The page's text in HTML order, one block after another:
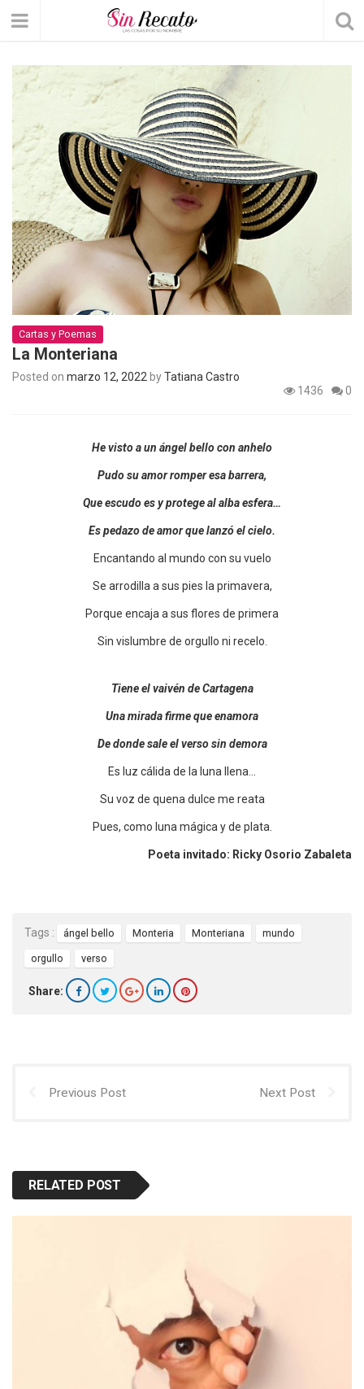
Cartas y Poemas
La Monteriana
Posted on marzo 12, 2022 byTatiana Castro
1436
0
He visto a un ángel bello con anhelo
Pudo su amor romper esa barrera,
Que escudo es y protege al alba esfera…
Es pedazo de amor que lanzó el cielo.
Encantando al mundo con su vuelo
Se arrodilla a sus pies la primavera,
Porque encaja a sus flores de primera
Sin vislumbre de orgullo ni recelo.
Tiene el vaivén de Cartagena
Una mirada firme que enamora
De donde sale el verso sin demora
Es luz cálida de la luna llena…
Su voz de quena dulce me reata
Pues, como luna mágica y de plata.
Poeta invitado: Ricky Osorio Zabaleta
Tags : ángel bello Monteria Monteriana mundo
orgullo verso
Share:
Previous Post Next Post
RELATED POST